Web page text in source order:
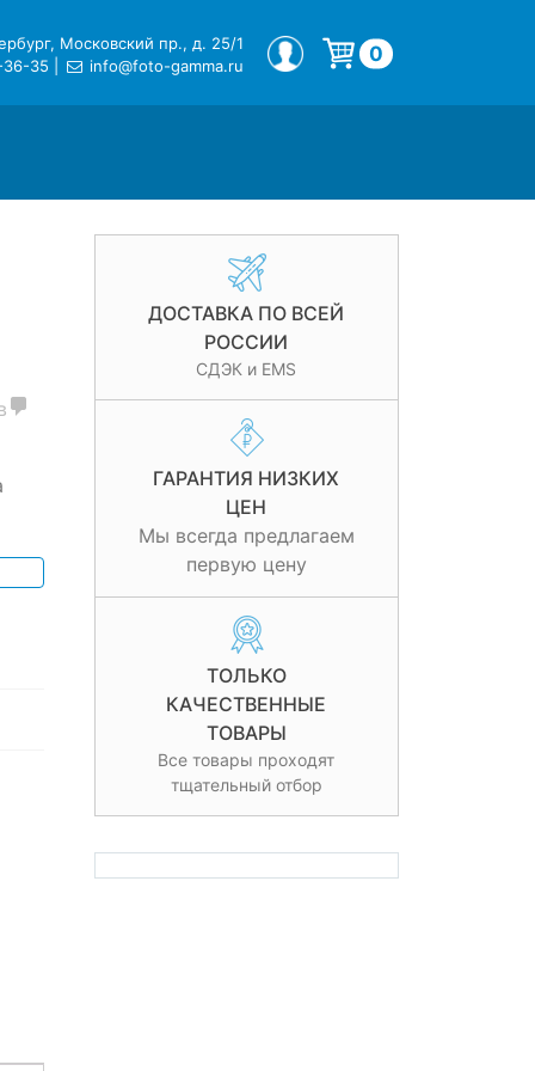
Московский пр., д. 25/1
36-35
info@foto-gamma.ru
МОЙ ПРОФИЛЬ 0
ДОСТАВКА ПО ВСЕЙ
РОССИИ
СДЭК и EMS
ГАРАНТИЯ НИЗКИХ
ЦЕН
Мы всегда предлагаем
первую цену
ТОЛЬКО
КАЧЕСТВЕННЫЕ
ТОВАРЫ
Все товары проходят
тщательный отбор